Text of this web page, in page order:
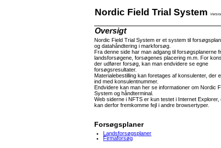
Nordic Field Trial System
Oversigt
Nordic Field Trial System er et system til
og datahåndtering i markforsøg.
Fra denne side har man adgang til forsøgsplanerne
landsforsøgene, forsøgenes placering m.m. For
der udfører forsøg, kan man endvidere se egne
forsøgsresultater.
Materialebestilling kan foretages af konsulenter, der
ind med konsulentnummer.
Endvidere kan man her se informationer om Nordic
System og håndterminal.
Web siderne i NFTS er kun testet i Internet Explorer,
kan derfor fremkomme fejl i andre browsertyper.
Forsøgsplaner
Landsforsøgsplaner
Firmaforsøg